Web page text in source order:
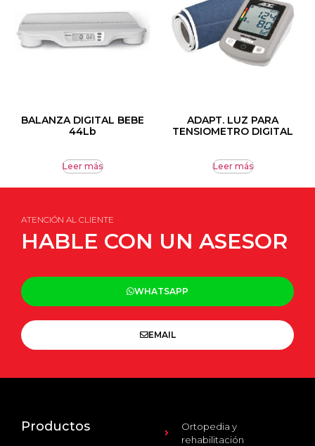
BALANZA DIGITAL BEBE
44Lb
Leer más
ADAPT. LUZ PARA
TENSIOMETRO DIGITAL
Leer más
ATENCIÓN AL CLIENTE
HABLE CON UN ASESOR
WHATSAPP
EMAIL
Productos
Ortopedia y
rehabilitación